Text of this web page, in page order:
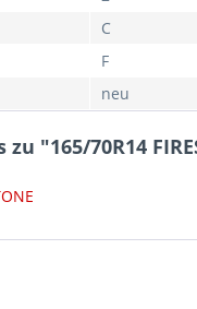
C
F
neu
"165/70R14